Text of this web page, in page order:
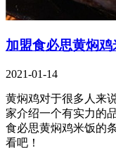
加盟食必思黄焖
2021-01-14
黄焖鸡对于很多人来
家介绍一个有实力的
食必思黄焖鸡米饭的
看吧！